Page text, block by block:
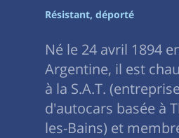
Résistant, déporté
Né le 24 avril 1894
Argentine, il est
à la S.A.T. (entreprise
d'autocars basée à
les-Bains) et